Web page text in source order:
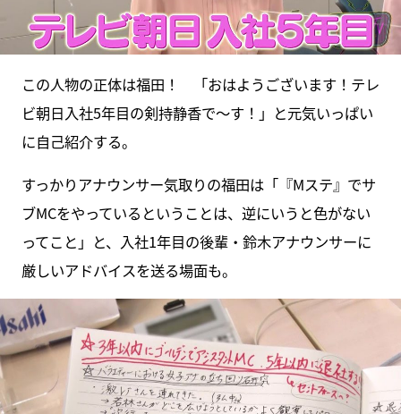
この人物の正体は福田！ 「おはようございます！テレ
ビ朝日入社5年目の剣持静香で～す！」と元気いっぱい
に自己紹介する。
すっかりアナウンサー気取りの福田は「『Mステ』でサ
ブMCをやっているということは、逆にいうと色がない
ってこと」と、入社1年目の後輩・鈴木アナウンサーに
厳しいアドバイスを送る場面も。